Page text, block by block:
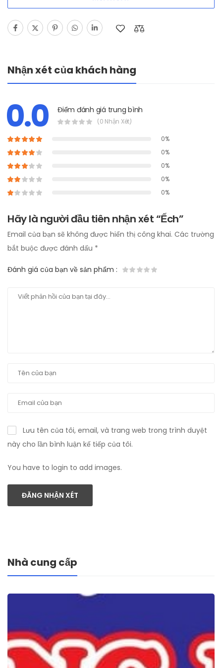
Nhận xét của khách hàng
0.0 Điểm đánh giá trung bình
(0 Nhận Xét)
0%
0%
0%
0%
0%
Hãy là người đầu tiên nhận xét “Ếch”
Email của bạn sẽ không được hiển thị công khai. Các trường
bắt buộc được đánh dấu *
Đánh giá của bạn về sản phẩm :
Lưu tên của tôi, email, và trang web trong trình duyệt
này cho lần bình luận kế tiếp của tôi.
You have to login to add images.
ĐĂNG NHẬN XÉT
Nhà cung cấp